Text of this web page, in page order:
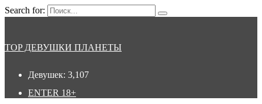
Search for:
TOP ДЕВУШКИ ПЛАНЕТЫ
Девушек: 3,107
ENTER 18+